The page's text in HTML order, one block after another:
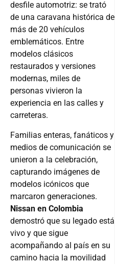
desfile automotriz: se trató
de una caravana histórica de
más de 20 vehículos
emblemáticos. Entre
modelos clásicos
restaurados y versiones
modernas, miles de
personas vivieron la
experiencia en las calles y
carreteras.
Familias enteras, fanáticos y
medios de comunicación se
unieron a la celebración,
capturando imágenes de
modelos icónicos que
marcaron generaciones.
Nissan en Colombia
demostró que su legado está
vivo y que sigue
acompañando al país en su
camino hacia la movilidad